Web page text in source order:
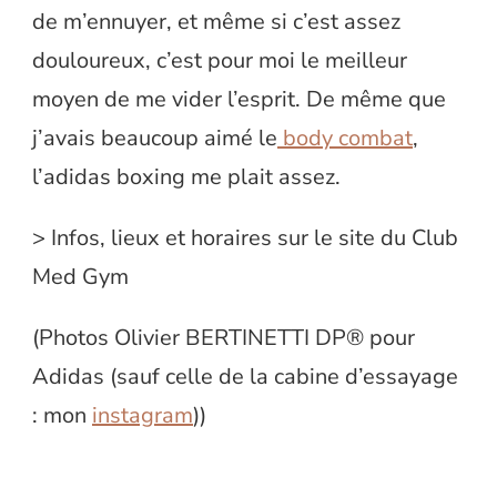
de m’ennuyer, et même si c’est assez
douloureux, c’est pour moi le meilleur
moyen de me vider l’esprit. De même que
j’avais beaucoup aimé le body combat,
l’adidas boxing me plait assez.
> Infos, lieux et horaires sur le site du Club
Med Gym
(Photos Olivier BERTINETTI DP® pour
Adidas (sauf celle de la cabine d’essayage
: mon instagram))